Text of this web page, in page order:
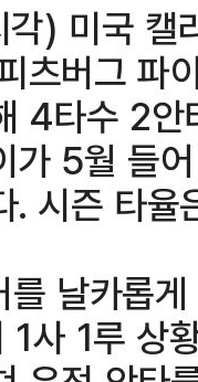
) 미국 캘
츠버그 파
4타수 2
가 5월 들
. 시즌 타
날카롭
사 1루 상